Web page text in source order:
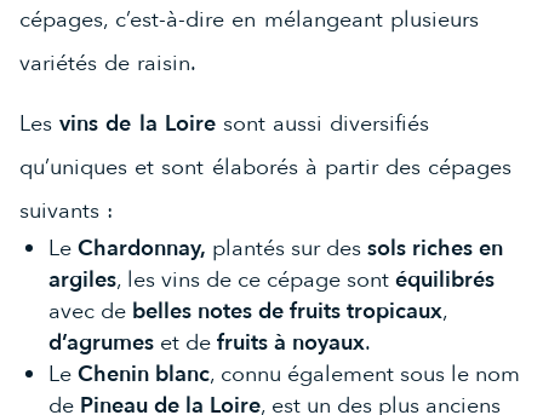
cépages, c’est-à-dire en mélangeant plusieurs
variétés de raisin.
Lesvins de la Loiresont aussi diversifiés
qu’uniques et sont élaborés à partir des cépages
suivants :
Le Chardonnay, plantés sur des sols riches en
argiles, les vins de ce cépage sont équilibrés
avec de belles notes de fruits tropicaux,
d’agrumes et de fruits à noyaux.
Le Chenin blanc, connu également sous le nom
de Pineau de la Loire, est un des plus anciens